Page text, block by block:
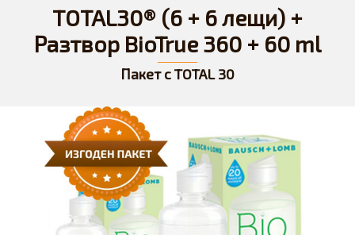
TOTAL30® (6 + 6 лещи) +
Разтвор BioTrue 360 + 60 ml
Пакет с TOTAL 30